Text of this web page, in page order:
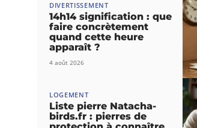
DIVERTISSEMENT
14h14 signification : que
faire concrètement
quand cette heure
apparaît ?
4 août 2026
LOGEMENT
Liste pierre Natacha-
birds.fr : pierres de